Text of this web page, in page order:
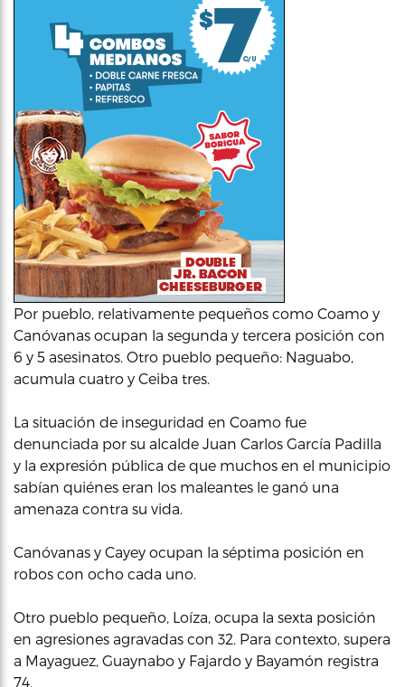
Por pueblo, relativamente pequeños como Coamo y
Canóvanas ocupan la segunda y tercera posición con
6 y 5 asesinatos. Otro pueblo pequeño: Naguabo,
acumula cuatro y Ceiba tres.
La situación de inseguridad en Coamo fue
denunciada por su alcalde Juan Carlos García Padilla
y la expresión pública de que muchos en el municipio
sabían quiénes eran los maleantes le ganó una
amenaza contra su vida.
Canóvanas y Cayey ocupan la séptima posición en
robos con ocho cada uno.
Otro pueblo pequeño, Loíza, ocupa la sexta posición
en agresiones agravadas con 32. Para contexto, supera
a Mayaguez, Guaynabo y Fajardo y Bayamón registra
74.